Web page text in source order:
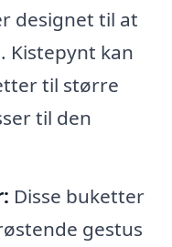
designet til at
Kistepynt kan
til større
til den
Disse buketter
gestus